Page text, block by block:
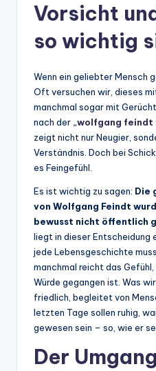
Vorsicht
so wichtig
Wenn ein geliebter Mensch
Oft versuchen wir, dieses
manchmal sogar mit
nach der „wolfgang feindt
zeigt nicht nur Neugier,
Verständnis. Doch bei
es Feingefühl.
Es ist wichtig zu sagen: Die
von Wolfgang Feindt
bewusst nicht öffentlich
liegt in dieser Entscheidung
jede Lebensgeschichte
manchmal reicht das
Würde gegangen ist. Was
friedlich, begleitet von
letzten Tage sollen ruhig,
gewesen sein – so, wie er
Der